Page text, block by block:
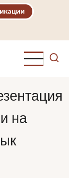
на